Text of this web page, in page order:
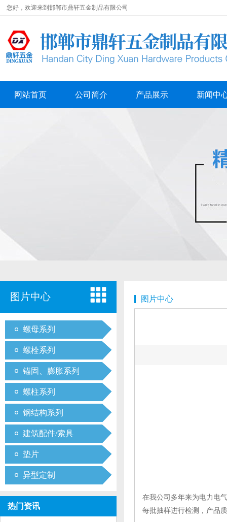
您好，欢迎来到邯郸市鼎轩五金制品有限公司
网站首页 公司简介 产品展示 新闻中
图片中心
螺母系列
螺栓系列
锚固、膨胀系列
螺柱系列
钢结构系列
建筑配件/索具
垫片
异型定制
热门资讯
图片中心
在我公司多年来为电力电
每批抽样进行检测，产品